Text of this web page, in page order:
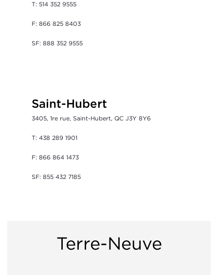
T: 514 352 9555
F: 866 825 8403
SF: 888 352 9555
Saint-Hubert
3405, 1re rue, Saint-Hubert, QC J3Y 8Y6
T: 438 289 1901
F: 866 864 1473
SF: 855 432 7185
Terre-Neuve